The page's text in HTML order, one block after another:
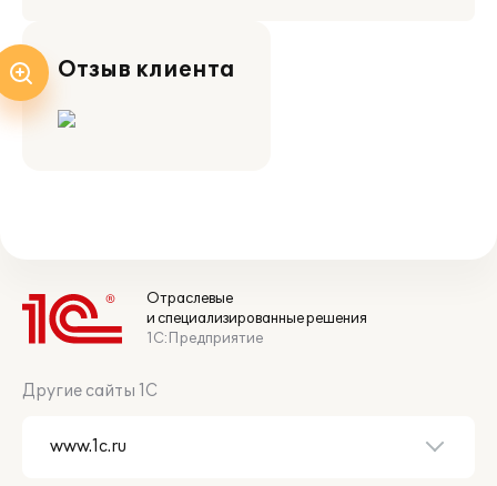
Отзыв клиента
Отраслевые
и специализированные решения
1С:Предприятие
Другие сайты 1С